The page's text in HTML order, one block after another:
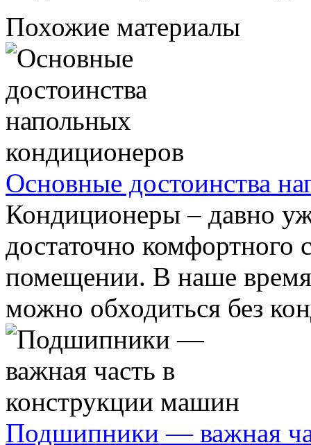
Похожие материалы
Основные достоинства
Кондиционеры – давно
достаточно комфортного
помещении. В наше время
можно обходиться без
Подшипники — важная